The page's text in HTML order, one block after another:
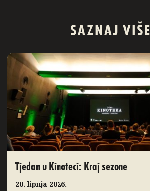
SAZNAJ VIŠE
Tjedan u Kinoteci: Kraj sezone
20. lipnja 2026.